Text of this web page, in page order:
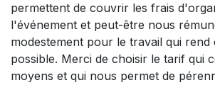
permettent de couvrir les frais
l'événement et peut-être nous
modestement pour le travail qui
possible. Merci de choisir le tarif qui
moyens et qui nous permet de